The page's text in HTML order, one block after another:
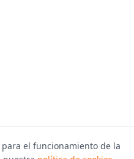
los derechos reservados.
para el funcionamiento de la